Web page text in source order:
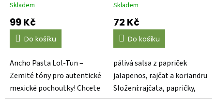
Skladem
99 Kč
Do košíku
Ancho Pasta Lol-Tun –
Zemité tóny pro autentické
mexické pochoutky! Chcete
do svých pokrmů...
Skladem
72 Kč
Do košíku
pálivá salsa z papriček
jalapenos, rajčat a koriandru
Složení:rajčata, papričky,
cibule, sůl,...